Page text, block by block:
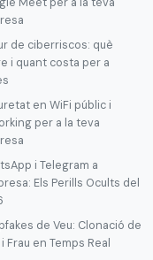
de ciberriscos: què
i quant costa per a
en WiFi públic i
per a la teva
i Telegram a
Els Perills Ocults del
de Veu: Clonació de
i Frau en Temps Real